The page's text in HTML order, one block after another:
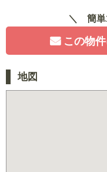
簡単
この物
地図